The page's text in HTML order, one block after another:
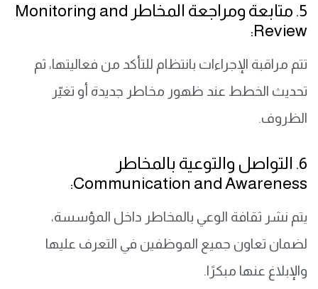
5. متابعة ومراجعة المخاطر Monitoring and
Review:
تتم مراقبة الإجراءات بانتظام للتأكد من فعاليتها، ثم
تحديث الخطط عند ظهور مخاطر جديدة أو تغيّر
الظروف.
6. التواصل والتوعية بالمخاطر
Communication and Awareness:
يتم نشر ثقافة الوعي بالمخاطر داخل المؤسسة،
لضمان تعاون جميع الموظفين في التعرف عليها
والإبلاغ عنها مبكرًا.